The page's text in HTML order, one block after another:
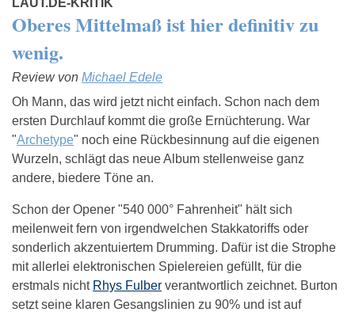
LAUT.DE-KRITIK
Oberes Mittelmaß ist hier definitiv zu
wenig.
Review von Michael Edele
Oh Mann, das wird jetzt nicht einfach. Schon nach dem
ersten Durchlauf kommt die große Ernüchterung. War
"Archetype" noch eine Rückbesinnung auf die eigenen
Wurzeln, schlägt das neue Album stellenweise ganz
andere, biedere Töne an.
Schon der Opener "540 000° Fahrenheit" hält sich
meilenweit fern von irgendwelchen Stakkatoriffs oder
sonderlich akzentuiertem Drumming. Dafür ist die Strophe
mit allerlei elektronischen Spielereien gefüllt, für die
erstmals nicht Rhys Fulber verantwortlich zeichnet. Burton
setzt seine klaren Gesangslinien zu 90% und ist auf